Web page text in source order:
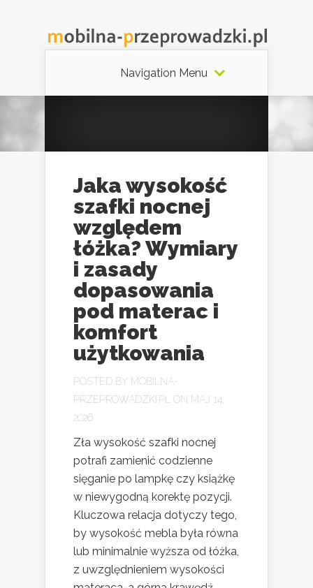
Navigation Menu
Jaka wysokość
szafki nocnej
względem
łóżka? Wymiary
i zasady
dopasowania
pod materac i
komfort
użytkowania
POSTED BY MOBILNA-
PRZEPROWADZKI.PL
ON MAJ 14,
2026
Zła wysokość szafki nocnej
potrafi zamienić codzienne
sięganie po lampkę czy książkę
w niewygodną korektę pozycji.
Kluczowa relacja dotyczy tego,
by wysokość mebla była równa
lub minimalnie wyższa od łóżka,
z uwzględnieniem wysokości